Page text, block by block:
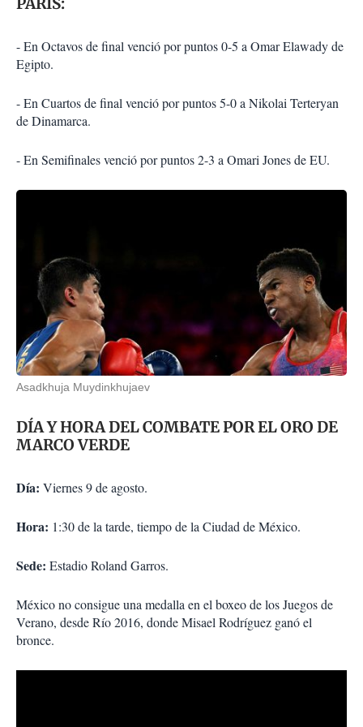
PARÍS:
- En Octavos de final venció por puntos 0-5 a Omar Elawady de
Egipto.
- En Cuartos de final venció por puntos 5-0 a Nikolai Terteryan
de Dinamarca.
- En Semifinales venció por puntos 2-3 a Omari Jones de EU.
Asadkhuja Muydinkhujaev
DÍA Y HORA DEL COMBATE POR EL ORO DE
MARCO VERDE
Día: Viernes 9 de agosto.
Hora: 1:30 de la tarde, tiempo de la Ciudad de México.
Sede: Estadio Roland Garros.
México no consigue una medalla en el boxeo de los Juegos de
Verano, desde Río 2016, donde Misael Rodríguez ganó el
bronce.